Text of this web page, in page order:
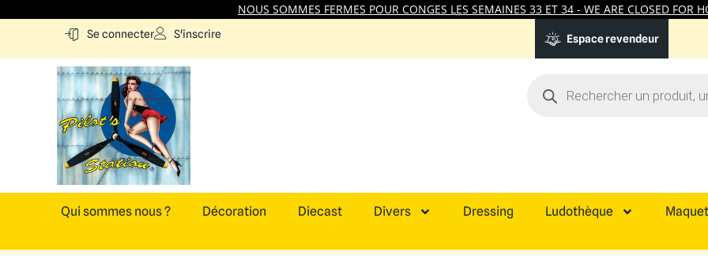
NOUS SOMMES FERMES POUR CONGES LES SEMAINES 33 ET 34 - WE ARE CLOSED FOR
Se connecter S'inscrire Espace revendeur
Qui sommes nous ? Décoration Diecast Divers Dressing Ludothèque